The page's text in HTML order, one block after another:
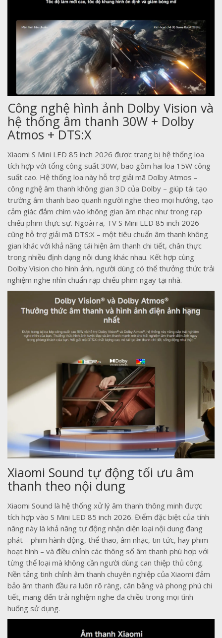
Công nghệ hình ảnh Dolby Vision và
hệ thống âm thanh 30W + Dolby
Atmos + DTS:X
Xiaomi S Mini LED 85 inch 2026 được trang bị hệ thống loa
tích hợp với tổng công suất 30W, bao gồm hai loa 15W công
suất cao. Hệ thống loa này hỗ trợ giải mã Dolby Atmos –
công nghệ âm thanh không gian 3D của Dolby – giúp tái tạo
trường âm thanh bao quanh người nghe theo mọi hướng, tạo
cảm giác đắm chìm vào không gian âm nhạc như trong rạp
chiếu phim thực sự. Ngoài ra, TV S Mini LED 85 inch 2026
cũng hỗ trợ giải mã DTS:X – một tiêu chuẩn âm thanh không
gian khác với khả năng tái hiện âm thanh chi tiết, chân thực
trong nhiều định dạng nội dung khác nhau. Kết hợp cùng
Dolby Vision cho hình ảnh, người dùng có thể thưởng thức trải
nghiệm nghe nhìn chuẩn rạp chiếu phim ngay tại nhà.
Xiaomi Sound tự động tối ưu âm
thanh theo nội dung
Xiaomi Sound là hệ thống xử lý âm thanh thông minh được
tích hợp vào S Mini LED 85 inch 2026. Điểm đặc biệt của tính
năng này là khả năng tự động nhận diện loại nội dung đang
phát – phim hành động, thể thao, âm nhạc, tin tức, hay phim
hoạt hình – và điều chỉnh các thông số âm thanh phù hợp với
từng thể loại mà không cần người dùng can thiệp thủ công.
Nền tảng tinh chỉnh âm thanh chuyên nghiệp của Xiaomi đảm
bảo âm thanh đầu ra luôn rõ ràng, cân bằng và phong phú chi
tiết, mang đến trải nghiệm nghe đa chiều trong mọi tình
huống sử dụng.